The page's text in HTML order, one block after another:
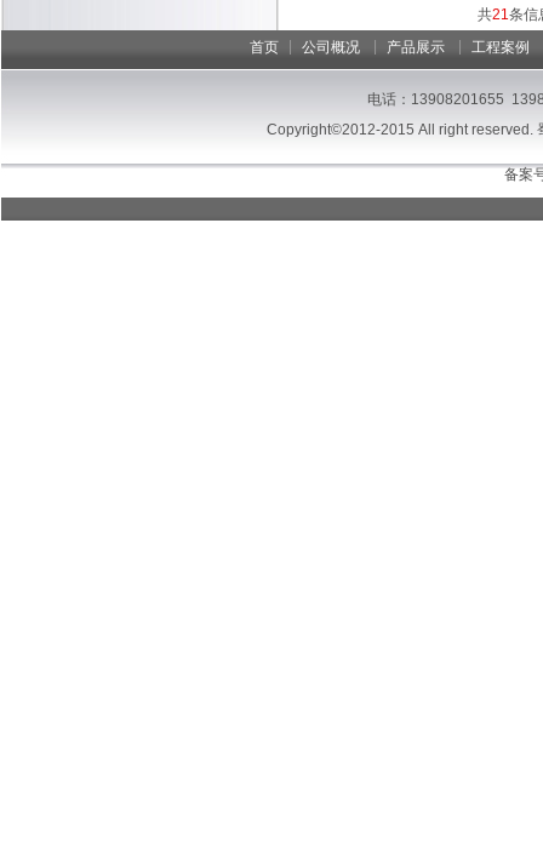
共21条信
首页
公司概况 产品展示 工程案例
电话：13908201655
Copyright©2012-2015 All right reserved.
备案